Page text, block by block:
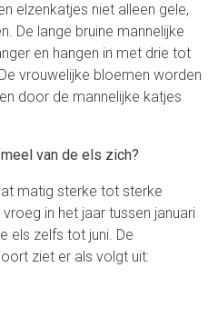
elzenkatjes niet alleen gele,
De lange bruine mannelijke
en hangen in met drie tot
vrouwelijke bloemen worden
door de mannelijke katjes
van de els zich?
matig sterke tot sterke
in het jaar tussen januari
els zelfs tot juni. De
ziet er als volgt uit: